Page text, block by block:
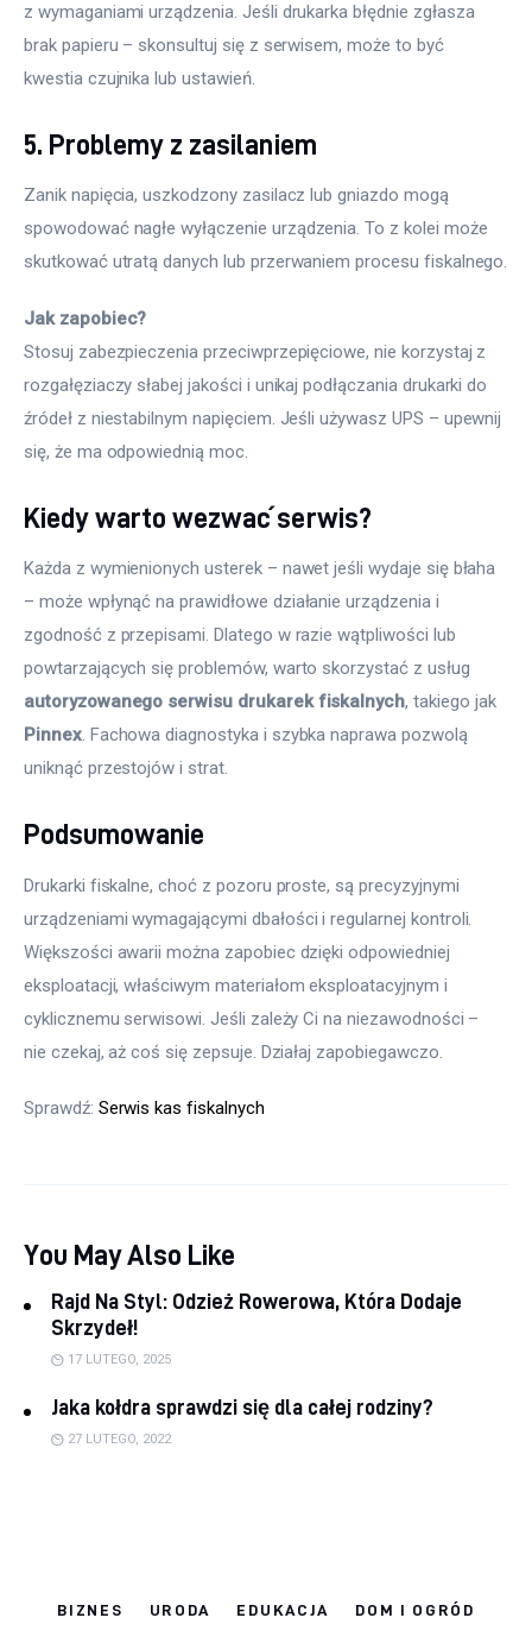
z wymaganiami urządzenia. Jeśli drukarka błędnie zgłasza
brak papieru – skonsultuj się z serwisem, może to być
kwestia czujnika lub ustawień.
5. Problemy z zasilaniem
Zanik napięcia, uszkodzony zasilacz lub gniazdo mogą
spowodować nagłe wyłączenie urządzenia. To z kolei może
skutkować utratą danych lub przerwaniem procesu fiskalnego.
Jak zapobiec?
Stosuj zabezpieczenia przeciwprzepięciowe, nie korzystaj z
rozgałęziaczy słabej jakości i unikaj podłączania drukarki do
źródeł z niestabilnym napięciem. Jeśli używasz UPS – upewnij
się, że ma odpowiednią moc.
Kiedy warto wezwać serwis?
Każda z wymienionych usterek – nawet jeśli wydaje się błaha
– może wpłynąć na prawidłowe działanie urządzenia i
zgodność z przepisami. Dlatego w razie wątpliwości lub
powtarzających się problemów, warto skorzystać z usług
autoryzowanego serwisu drukarek fiskalnych, takiego jak
Pinnex. Fachowa diagnostyka i szybka naprawa pozwolą
uniknąć przestojów i strat.
Podsumowanie
Drukarki fiskalne, choć z pozoru proste, są precyzyjnymi
urządzeniami wymagającymi dbałości i regularnej kontroli.
Większości awarii można zapobiec dzięki odpowiedniej
eksploatacji, właściwym materiałom eksploatacyjnym i
cyklicznemu serwisowi. Jeśli zależy Ci na niezawodności –
nie czekaj, aż coś się zepsuje. Działaj zapobiegawczo.
Sprawdź: Serwis kas fiskalnych
You May Also Like
Rajd Na Styl: Odzież Rowerowa, Która Dodaje
Skrzydeł!
17 LUTEGO, 2025
Jaka kołdra sprawdzi się dla całej rodziny?
27 LUTEGO, 2022
BIZNES URODA EDUKACJA DOM I OGRÓD